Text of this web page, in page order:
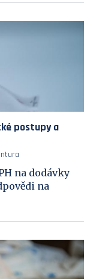
postupy a
na dodávky
na